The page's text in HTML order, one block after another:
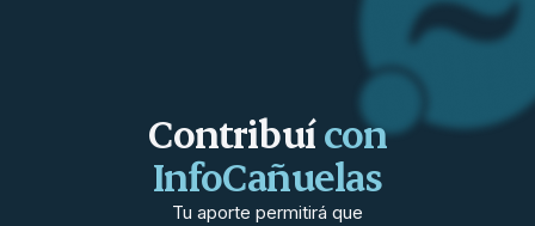
Contribuícon
InfoCañuelas
Tu aporte permitirá que